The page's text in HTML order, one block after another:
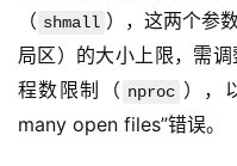
（ shmall ），这两个参
局区）的大小上限，需
程数限制（ nproc ），
many open files”错误。